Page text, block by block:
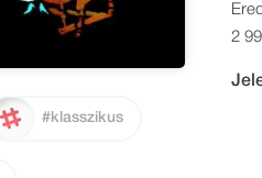
#klasszikus
2